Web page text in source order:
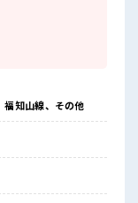
福知山線、その他